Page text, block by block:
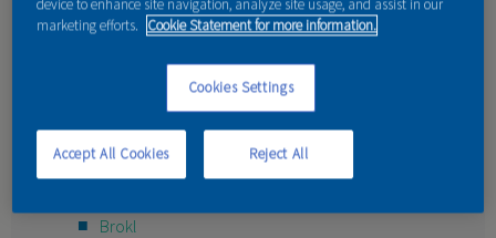
PARTNEŘI
Nakupují u nás
Miroslav Kalfeřt
Foršt Paintwork s.r.o.
Brokl
device to enhance site navigation, analyze site usage, and assist in our
marketing efforts. Cookie Statement for more information.
Cookies Settings
Reject All
Accept All Cookies